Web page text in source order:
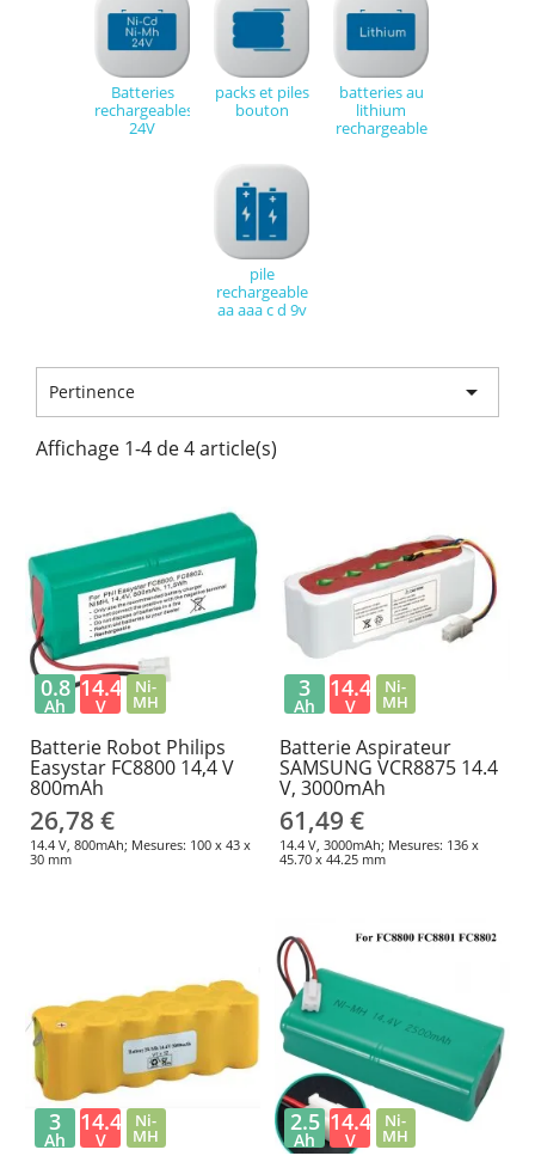
Batteries
rechargeables
24V
packs et piles
bouton
batteries au
lithium
rechargeable
pile
rechargeable
aa aaa c d 9v
Pertinence 
Affichage 1-4 de 4 article(s)
Batterie Robot Philips
Easystar FC8800 14,4 V
800mAh
26,78 €
14.4 V, 800mAh; Mesures: 100 x 43 x
30 mm
0.8
Ah
14.4
V
Ni-
MH
Batterie Aspirateur
SAMSUNG VCR8875 14.4
V, 3000mAh
61,49 €
14.4 V, 3000mAh; Mesures: 136 x
45.70 x 44.25 mm
3
Ah
14.4
V
Ni-
MH
3
Ah
14.4
V
Ni-
MH 2.5
Ah
14.4
V
Ni-
MH